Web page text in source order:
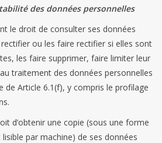
des données personnelles
le droit de consulter ses données
ou les faire rectifier si elles sont
les faire supprimer, faire limiter leur
traitement des données personnelles
de Article 6.1(f), y compris le profilage
d’obtenir une copie (sous une forme
par machine) de ses données